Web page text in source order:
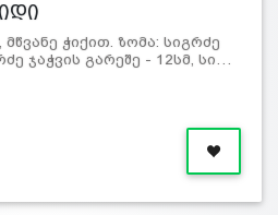
ჭიქით. ზომა: სიგრძე
ჯაჭვის გარეშე - 12სმ, სი…